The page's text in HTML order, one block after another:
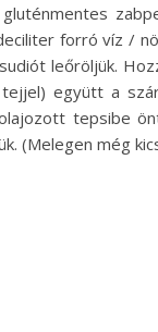
forró víz /
leőröljük.
együtt a
tepsibe
(Melegen még